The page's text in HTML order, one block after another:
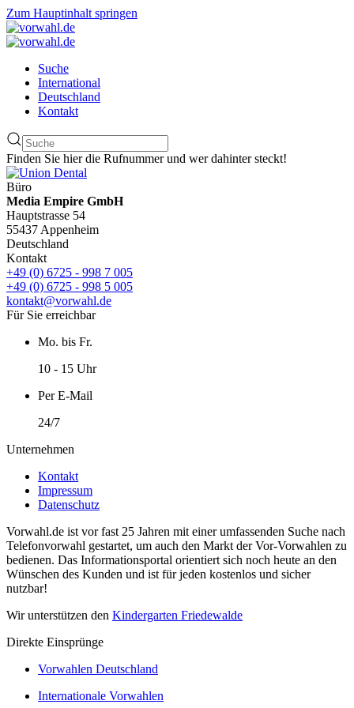
Zum Hauptinhalt springen
Suche
International
Deutschland
Kontakt
Finden Sie hier die Rufnummer und wer dahinter steckt!
Büro
Media Empire GmbH
Hauptstrasse 54
55437 Appenheim
Deutschland
Kontakt
+49 (0) 6725 - 998 7 005
+49 (0) 6725 - 998 5 005
kontakt@vorwahl.de
Für Sie erreichbar
Mo. bis Fr.
10 - 15 Uhr
Per E-Mail
24/7
Unternehmen
Kontakt
Impressum
Datenschutz
Vorwahl.de ist vor fast 25 Jahren mit einer umfassenden Suche nach
Telefonvorwahl gestartet, um auch den Markt der Vor-Vorwahlen zu
bedienen. Das Informationsportal orientiert sich noch heute an den
Wünschen des Kunden und ist für jeden kostenlos und sicher
nutzbar!
Wir unterstützen den Kindergarten Friedewalde
Direkte Einsprünge
Vorwahlen Deutschland
Internationale Vorwahlen